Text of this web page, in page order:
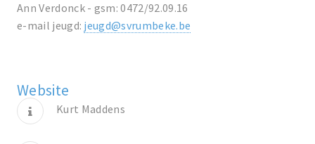
Ann Verdonck - gsm: 0472/92.09.16
e-mail jeugd: jeugd@svrumbeke.be
Website
Kurt Maddens